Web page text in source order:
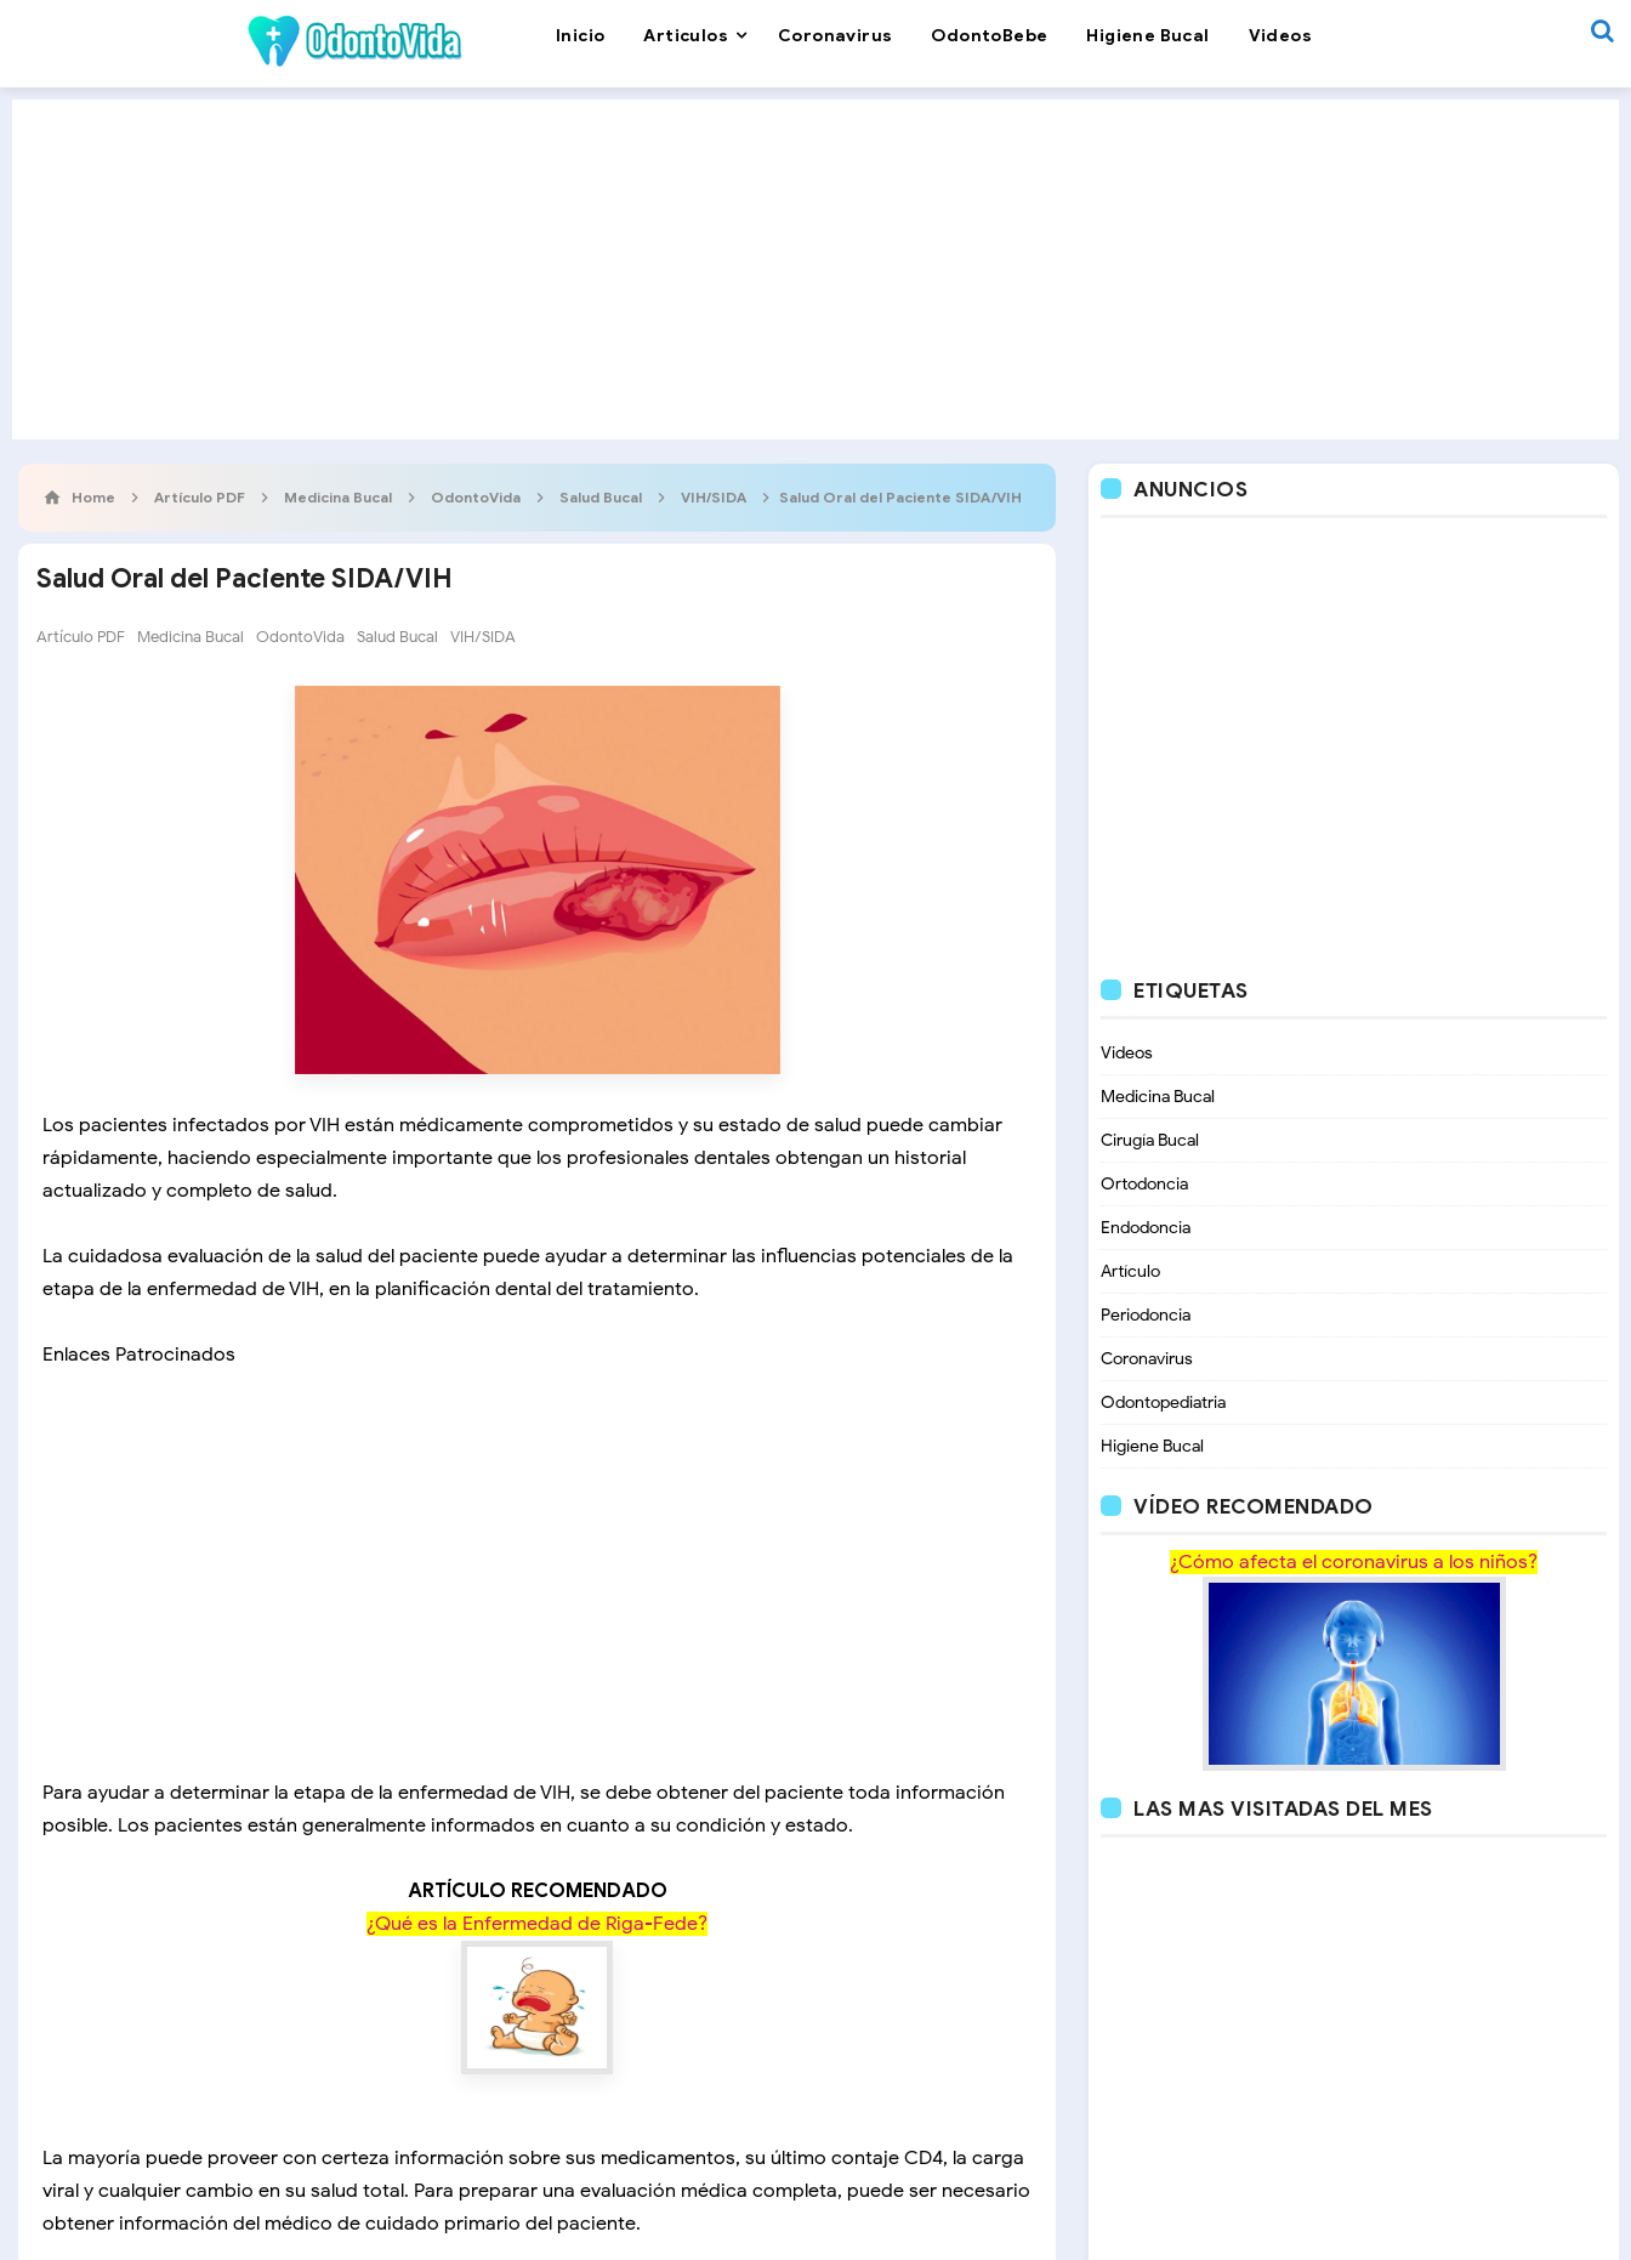
Inicio Articulos Coronavirus OdontoBebe Higiene Bucal Videos
Home Artículo PDF Medicina Bucal OdontoVida Salud Bucal VIH/SIDA Salud Oral del Paciente SIDA/VIH
Salud Oral del Paciente SIDA/VIH
Artículo PDF Medicina Bucal OdontoVida Salud Bucal VIH/SIDA
Los pacientes infectados por VIH están médicamente comprometidos y su estado de salud puede cambiar
rápidamente, haciendo especialmente importante que los profesionales dentales obtengan un historial
actualizado y completo de salud.
La cuidadosa evaluación de la salud del paciente puede ayudar a determinar las influencias potenciales de la
etapa de la enfermedad de VIH, en la planificación dental del tratamiento.
Enlaces Patrocinados
Para ayudar a determinar la etapa de la enfermedad de VIH, se debe obtener del paciente toda información
posible. Los pacientes están generalmente informados en cuanto a su condición y estado.
ARTÍCULO RECOMENDADO
¿Qué es la Enfermedad de Riga-Fede?
La mayoría puede proveer con certeza información sobre sus medicamentos, su último contaje CD4, la carga
viral y cualquier cambio en su salud total. Para preparar una evaluación médica completa, puede ser necesario
obtener información del médico de cuidado primario del paciente.
ANUNCIOS
ETIQUETAS
Videos
Medicina Bucal
Cirugía Bucal
Ortodoncia
Endodoncia
Artículo
Periodoncia
Coronavirus
Odontopediatria
Higiene Bucal
VÍDEO RECOMENDADO
¿Cómo afecta el coronavirus a los niños?
LAS MAS VISITADAS DEL MES